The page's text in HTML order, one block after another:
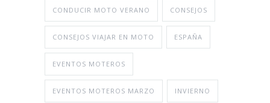
CONDUCIR MOTO VERANO CONSEJOS
CONSEJOS VIAJAR EN MOTO ESPAÑA
EVENTOS MOTEROS
EVENTOS MOTEROS MARZO INVIERNO